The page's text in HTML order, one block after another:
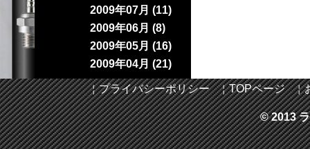
2009年07月 (11)
2009年06月 (8)
2009年05月 (16)
2009年04月 (21)
￤プライバシーポリシー￤TOPページ￤
© 2013